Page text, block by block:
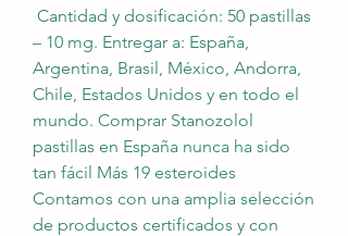
– 10 mg. Entregar a: España,
Argentina, Brasil, México, Andorra,
Chile, Estados Unidos y en todo el
mundo. Comprar Stanozolol
pastillas en España nunca ha sido
tan fácil Más 19 esteroides
Contamos con una amplia selección
de productos certificados y con